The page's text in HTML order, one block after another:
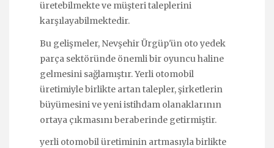
üretebilmekte ve müşteri taleplerini
karşılayabilmektedir.
Bu gelişmeler, Nevşehir Ürgüp'ün oto yedek
parça sektöründe önemli bir oyuncu haline
gelmesini sağlamıştır. Yerli otomobil
üretimiyle birlikte artan talepler, şirketlerin
büyümesini ve yeni istihdam olanaklarının
ortaya çıkmasını beraberinde getirmiştir.
yerli otomobil üretiminin artmasıyla birlikte